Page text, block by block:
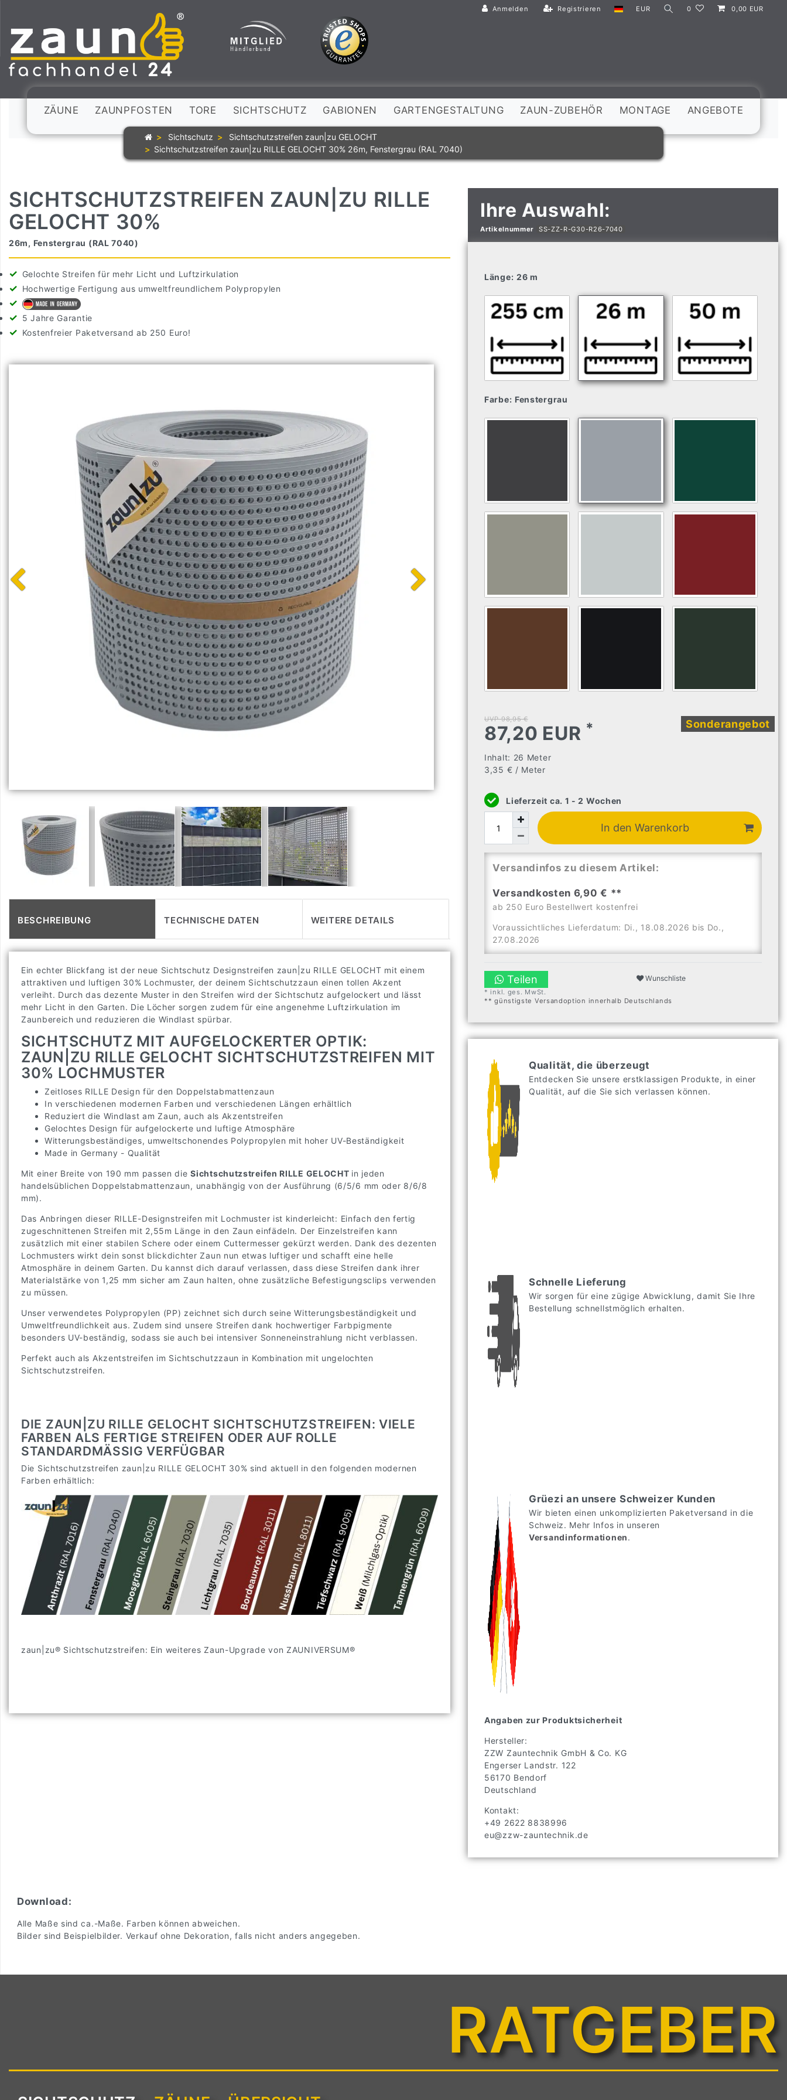
Anmelden Registrieren EUR 0 0,00 EUR
ZÄUNE ZAUNPFOSTEN TORE SICHTSCHUTZ GABIONEN GARTENGESTALTUNG ZAUN-ZUBEHÖR MONTAGE ANGEBOTE
Sichtschutz
Sichtschutzstreifen zaun|zu GELOCHT
Sichtschutzstreifen zaun|zu RILLE GELOCHT 30% 26m, Fenstergrau (RAL 7040)
SICHTSCHUTZSTREIFEN ZAUN|ZU RILLE
GELOCHT 30%
26m, Fenstergrau (RAL 7040)
Gelochte Streifen für mehr Licht und Luftzirkulation
Hochwertige Fertigung aus umweltfreundlichem Polypropylen
5 Jahre Garantie
Kostenfreier Paketversand ab 250 Euro!
BESCHREIBUNG TECHNISCHE DATEN WEITERE DETAILS
Ein echter Blickfang ist der neue Sichtschutz Designstreifen zaun|zu RILLE GELOCHT mit einem
attraktiven und luftigen 30% Lochmuster, der deinem Sichtschutzzaun einen tollen Akzent
verleiht. Durch das dezente Muster in den Streifen wird der Sichtschutz aufgelockert und lässt
mehr Licht in den Garten. Die Löcher sorgen zudem für eine angenehme Luftzirkulation im
Zaunbereich und reduzieren die Windlast spürbar.
SICHTSCHUTZ MIT AUFGELOCKERTER OPTIK:
ZAUN|ZU RILLE GELOCHT SICHTSCHUTZSTREIFEN MIT
30% LOCHMUSTER
Zeitloses RILLE Design für den Doppelstabmattenzaun
In verschiedenen modernen Farben und verschiedenen Längen erhältlich
Reduziert die Windlast am Zaun, auch als Akzentstreifen
Gelochtes Design für aufgelockerte und luftige Atmosphäre
Witterungsbeständiges, umweltschonendes Polypropylen mit hoher UV-Beständigkeit
Made in Germany - Qualität
Mit einer Breite von 190 mm passen dieSichtschutzstreifen RILLE GELOCHT in jeden
handelsüblichen Doppelstabmattenzaun, unabhängig von der Ausführung (6/5/6 mm oder 8/6/8
mm).
Das Anbringen dieser RILLE-Designstreifen mit Lochmuster ist kinderleicht: Einfach den fertig
zugeschnittenen Streifen mit 2,55m Länge in den Zaun einfädeln. Der Einzelstreifen kann
zusätzlich mit einer stabilen Schere oder einem Cuttermesser gekürzt werden. Dank des dezenten
Lochmusters wirkt dein sonst blickdichter Zaun nun etwas luftiger und schafft eine helle
Atmosphäre in deinem Garten. Du kannst dich darauf verlassen, dass diese Streifen dank ihrer
Materialstärke von 1,25 mm sicher am Zaun halten, ohne zusätzliche Befestigungsclips verwenden
zu müssen.
Unser verwendetes Polypropylen (PP) zeichnet sich durch seine Witterungsbeständigkeit und
Umweltfreundlichkeit aus. Zudem sind unsere Streifen dank hochwertiger Farbpigmente
besonders UV-beständig, sodass sie auch bei intensiver Sonneneinstrahlung nicht verblassen.
Perfekt auch als Akzentstreifen im Sichtschutzzaun in Kombination mit ungelochten
Sichtschutzstreifen.
DIE ZAUN|ZU RILLE GELOCHT SICHTSCHUTZSTREIFEN: VIELE
FARBEN ALS FERTIGE STREIFEN ODER AUF ROLLE
STANDARDMÄSSIG VERFÜGBAR
Die Sichtschutzstreifen zaun|zu RILLE GELOCHT 30% sind aktuell in den folgenden modernen
Farben erhältlich:
zaun|zu® Sichtschutzstreifen: Ein weiteres Zaun-Upgrade von ZAUNIVERSUM®
Ihre Auswahl:
Artikelnummer SS-ZZ-R-G30-R26-7040
Länge: 26 m
Farbe: Fenstergrau
UVP 98,95 €
87,20 EUR *
Inhalt: 26 Meter
3,35 € / Meter
Sonderangebot
Lieferzeit ca. 1 - 2 Wochen
In den Warenkorb
Versandinfos zu diesem Artikel:
Versandkosten 6,90 € **
ab 250 Euro Bestellwert kostenfrei
Voraussichtliches Lieferdatum: Di., 18.08.2026 bis Do.,
27.08.2026
Teilen Wunschliste
* inkl. ges. MwSt.
** günstigste Versandoption innerhalb Deutschlands
Qualität, die überzeugt
Entdecken Sie unsere erstklassigen Produkte, in einer
Qualität, auf die Sie sich verlassen können.
Schnelle Lieferung
Wir sorgen für eine zügige Abwicklung, damit Sie Ihre
Bestellung schnellstmöglich erhalten.
Grüezi an unsere Schweizer Kunden
Wir bieten einen unkomplizierten Paketversand in die
Schweiz. Mehr Infos in unseren
Versandinformationen.
Angaben zur Produktsicherheit
Hersteller:
ZZW Zauntechnik GmbH & Co. KG
Engerser Landstr. 122
56170 Bendorf
Deutschland
Kontakt:
+49 2622 8838996
eu@zzw-zauntechnik.de
Download:
Alle Maße sind ca.-Maße. Farben können abweichen.
Bilder sind Beispielbilder. Verkauf ohne Dekoration, falls nicht anders angegeben.
RATGEBER